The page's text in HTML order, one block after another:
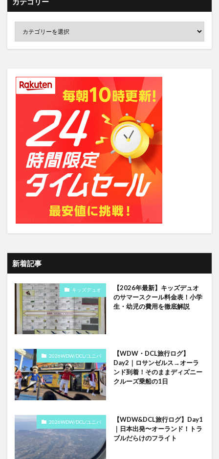
新着記事
キッズデュオ
【2026年最新】キッズデュオ
のサマースクール料金表！小学
生・幼児の費用を徹底解説
2026WDW/DCL/ユニバ
【WDW・DCL旅行ログ】
Day2｜ロサンゼルス→オーラ
ンド到着！そのままディズニー
クルーズ乗船の1日
2026WDW/DCL/ユニバ
【WDW&DCL旅行ログ】Day1
｜日本出発〜オーランド！トラ
ブルだらけのフライト